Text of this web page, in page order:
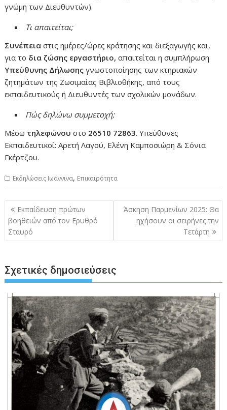
γνώμη των Διευθυντών).
Τι απαιτείται;
Συνέπεια στις ημέρες/ώρες κράτησης και διεξαγωγής και,
για το δια ζώσης εργαστήριο,απαιτείται η συμπλήρωση
Υπεύθυνης Δήλωσης γνωστοποίησης των κτηριακών
ζητημάτων της Ζωσιμαίας Βιβλιοθήκης, από τους
εκπαιδευτικούς ή Διευθυντές των σχολικών μονάδων.
Πώς δηλώνω συμμετοχή;
Μέσω τηλεφώνουστο 26510 72863. Υπεύθυνες
Εκπαιδευτικοί: Αρετή Λαγού, Ελένη Καμποσιώρη & Σόνια
Γκέρτζου.
Εκδηλώσεις Ιωάννινα, Επικαιρότητα
Πλοήγηση
άρθρων
Εκπαίδευση πρώτων
βοηθειών από τον Ερυθρό
Σταυρό
Άσκηση Παρμενίων 2025: Θα
ηχήσουν οι σειρήνες την
Τετάρτη
Σχετικές δημοσιεύσεις